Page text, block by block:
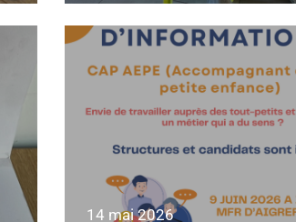
14 mai 2026